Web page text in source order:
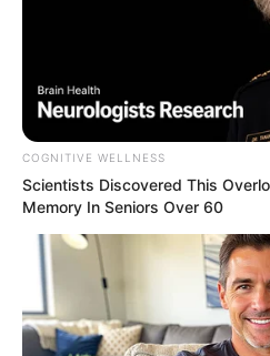
To Steamy To
Bridgertons! 9 Must-
BRAINBERRIES